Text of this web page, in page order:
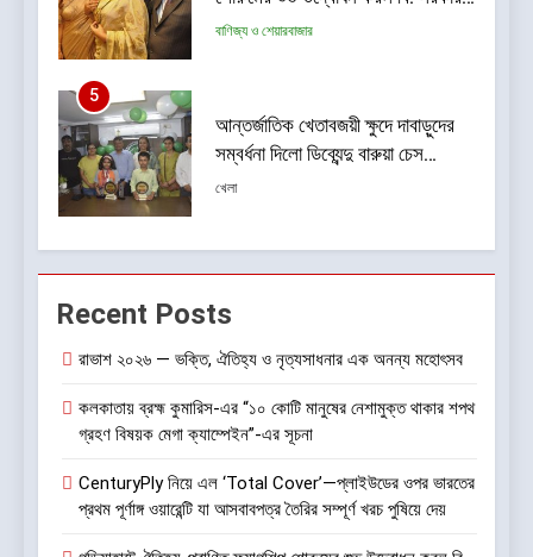
একাডেমি
খেলা
6
ISSPA-র ৭০ বছর: কৃত্রিম বুদ্ধিমত্তা
ও যৌথ উদ্যোগের শক্তিতে পূর্ব ভারতের
রং শিল্পের নজর ভবিষ্যৎমুখী প্রবৃদ্ধিতে
বাণিজ্য ও শেয়ারবাজার
7
অভিযান শুরু করতে চলেছে শঙ্কর জ্যোতি
8
জেনুইন নয় এমন আইএসআই চিহ্নযুক্ত
নিকেতন, 83 আনন্দপল্লী 47, গড়িয়া
মেইন রোড, মহামায়াতলা, সোনারপুর,
খবর প্লাস
Recent Posts
রাভাশ ২০২৬ — ভক্তি, ঐতিহ্য ও নৃত্যসাধনার এক অনন্য মহোৎসব
কলকাতায় ব্রহ্ম কুমারিস-এর “১০ কোটি মানুষের নেশামুক্ত থাকার শপথ
গ্রহণ বিষয়ক মেগা ক্যাম্পেইন”-এর সূচনা
CenturyPly নিয়ে এল ‘Total Cover’—প্লাইউডের ওপর ভারতের
প্রথম পূর্ণাঙ্গ ওয়ারেন্টি যা আসবাবপত্র তৈরির সম্পূর্ণ খরচ পুষিয়ে দেয়